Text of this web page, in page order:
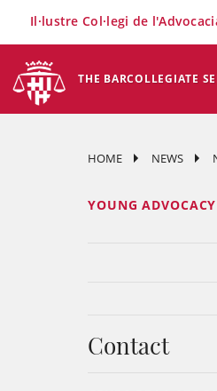
THE BARCOLLEGIATE
Il·lustre Col·legi de
HOME NEWS
YOUNG
Contact